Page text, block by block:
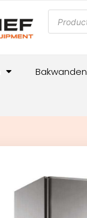
Bakwanden